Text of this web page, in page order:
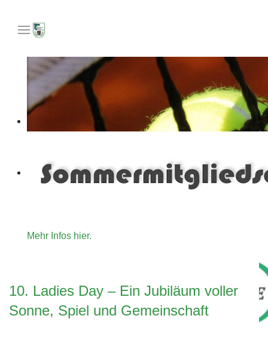
Mehr Infos hier.
10. Ladies Day – Ein Jubiläum voller
Sonne, Spiel und Gemeinschaft